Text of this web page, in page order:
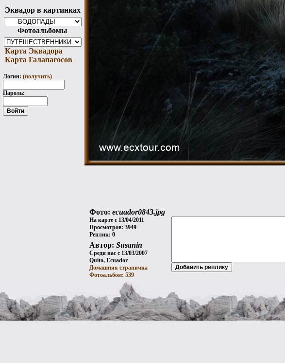
Эквадор в картинках
Фотоальбомы
Карта Эквадора
Карта Галапагосов
Логин: (получить)
Пароль:
Фото: ecuador0843.jpg
На карте с 13/04/2011
Просмотров: 3949
Реплик: 0
Автор: Susanin
Среди нас с 13/03/2007
Quito, Ecuador
Домашняя страничка
Фотоальбом: 539